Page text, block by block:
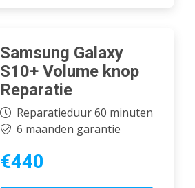
Samsung Galaxy
S10+ Volume knop
Reparatie
Reparatieduur 60 minuten
6 maanden garantie
€440